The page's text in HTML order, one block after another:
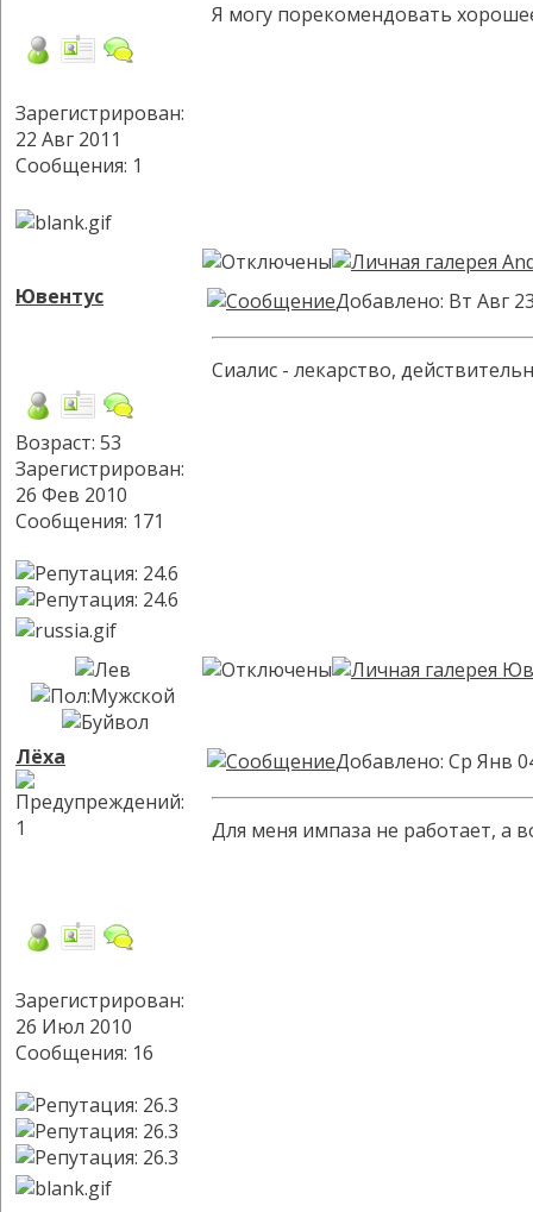
Зарегистрирован:
22 Авг 2011
Сообщения: 1
Я могу порекомендовать
Ювентус
Возраст: 53
Зарегистрирован:
26 Фев 2010
Сообщения: 171
Добавлено: Вт Авг
Сиалис - лекарство,
Лёха
Зарегистрирован:
26 Июл 2010
Сообщения: 16
Добавлено: Ср Янв
Для меня импаза не работает, а